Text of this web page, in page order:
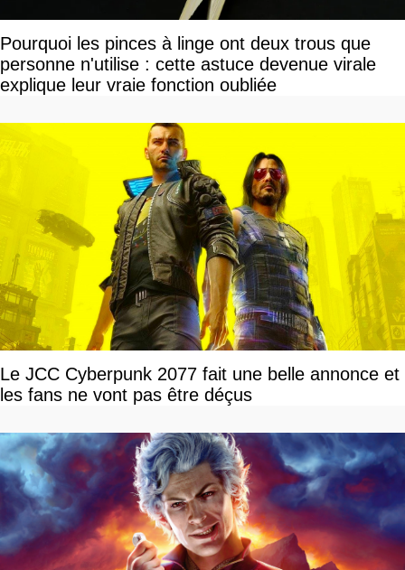
Pourquoi les pinces à linge ont deux trous que
personne n'utilise : cette astuce devenue virale
explique leur vraie fonction oubliée
Le JCC Cyberpunk 2077 fait une belle annonce et
les fans ne vont pas être déçus